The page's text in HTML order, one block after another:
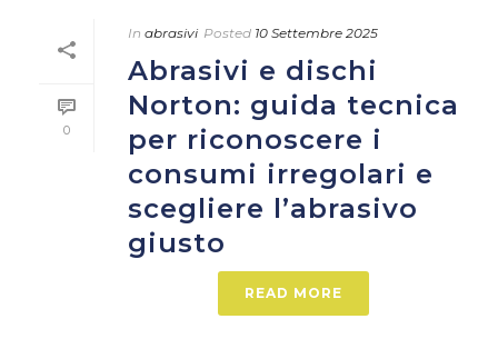
0
In abrasivi Posted 10 Settembre 2025
Abrasivi e dischi
Norton: guida tecnica
per riconoscere i
consumi irregolari e
scegliere l’abrasivo
giusto
READ MORE